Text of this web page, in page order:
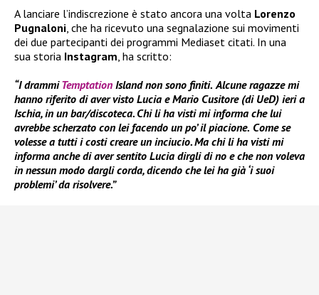
A lanciare l’indiscrezione è stato ancora una volta Lorenzo
Pugnaloni, che ha ricevuto una segnalazione sui movimenti
dei due partecipanti dei programmi Mediaset citati. In una
sua storia Instagram, ha scritto:
“I drammiTemptation Island non sono finiti. Alcune ragazze mi
hanno riferito di aver visto Lucia e Mario Cusitore (di UeD) ieri a
Ischia, in un bar/discoteca. Chi li ha visti mi informa che lui
avrebbe scherzato con lei facendo un po’ il piacione. Come se
volesse a tutti i costi creare un inciucio. Ma chi li ha visti mi
informa anche di aver sentito Lucia dirgli di no e che non voleva
in nessun modo dargli corda, dicendo che lei ha già ‘i suoi
problemi’ da risolvere.”